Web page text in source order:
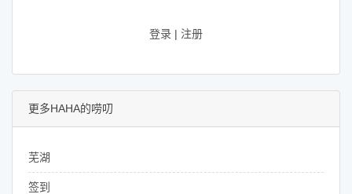
登录 | 注册
更多HAHA的唠叨
芜湖
签到